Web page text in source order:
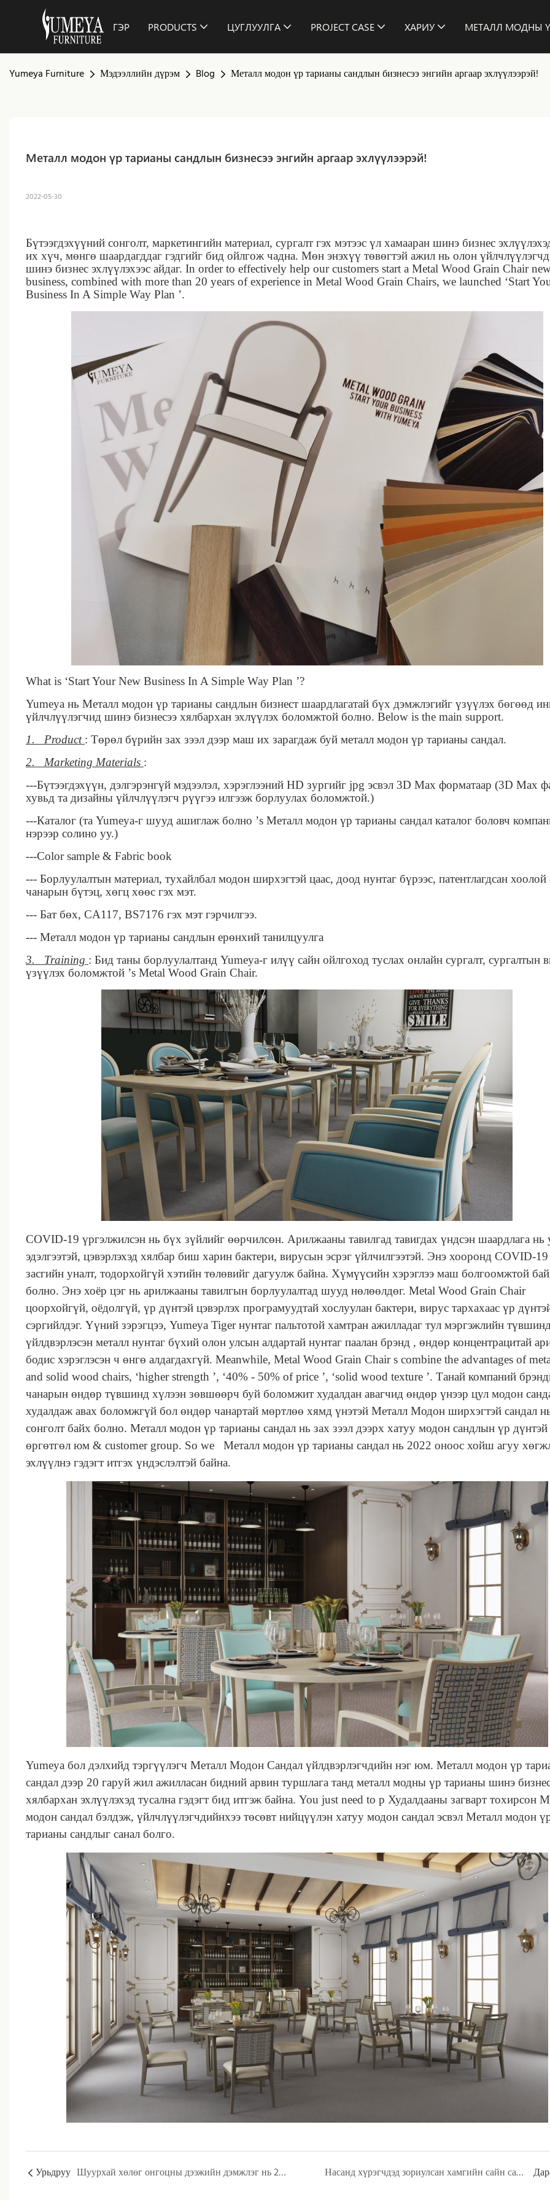
ГЭР PRODUCTS ЦУГЛУУЛГА PROJECT CASE ХАРИУ МЕТАЛЛ МОДНЫ
Yumeya Furniture Мэдээллийн дүрэм Blog Металл модон үр тарианы сандлын бизнесээ энгийн аргаар эхлүүлээрэй!
Металл модон үр тарианы сандлын бизнесээ энгийн аргаар эхлүүлээрэй!
2022-05-30
Бүтээгдэхүүний сонголт, маркетингийн материал, сургалт гэх мэтээс үл хамааран шинэ бизнес
их хүч, мөнгө шаардагддаг гэдгийг бид ойлгож чадна. Мөн энэхүү төвөгтэй ажил нь олон
шинэ бизнес эхлүүлэхээс айдаг. In order to effectively help our customers start a Metal Wood Grain Chair
business, combined with more than 20 years of experience in Metal Wood Grain Chairs, we launched ‘Start
Business In A Simple Way Plan ’.
What is ‘Start Your New Business In A Simple Way Plan ’?
Yumeya нь Металл модон үр тарианы сандлын бизнест шаардлагатай бүх дэмжлэгийг үзүүлэх бөгөөд
үйлчлүүлэгчид шинэ бизнесээ хялбархан эхлүүлэх боломжтой болно. Below is the main support.
1.
Product : Төрөл бүрийн зах зээл дээр маш их зарагдаж буй металл модон үр тарианы сандал.
2.
Marketing Materials :
---Бүтээгдэхүүн, дэлгэрэнгүй мэдээлэл, хэрэглээний HD зургийг jpg эсвэл 3D Max форматаар (3D Max
хувьд та дизайны үйлчлүүлэгч рүүгээ илгээж борлуулах боломжтой.)
---Каталог (та Yumeya-г ​​шууд ашиглаж болно ’s Металл модон үр тарианы сандал каталог боловч
нэрээр солино уу.)
---Color sample & Fabric book
--- Борлуулалтын материал, тухайлбал модон ширхэгтэй цаас, доод нунтаг бүрээс, патентлагдсан
чанарын бүтэц, хөгц хөөс гэх мэт.
--- Бат бөх, CA117, BS7176 гэх мэт гэрчилгээ.
--- Металл модон үр тарианы сандлын ерөнхий танилцуулга
3.
Training : Бид таны борлуулалтанд Yumeya-г ​​илүү сайн ойлгоход туслах онлайн сургалт, сургалтын
үзүүлэх боломжтой ’s Metal Wood Grain Chair.
COVID-19 үргэлжилсэн нь бүх зүйлийг өөрчилсөн. Арилжааны тавилгад тавигдах үндсэн шаардлага нь
эдэлгээтэй, цэвэрлэхэд хялбар биш харин бактери, вирусын эсрэг үйлчилгээтэй. Энэ хооронд COVID-
засгийн уналт, тодорхойгүй хэтийн төлөвийг дагуулж байна. Хүмүүсийн хэрэглээ маш болгоомжтой
болно. Энэ хоёр цэг нь арилжааны тавилгын борлуулалтад шууд нөлөөлдөг. Metal Wood Grain Chair
цоорхойгүй, оёдолгүй, үр дүнтэй цэвэрлэх програмуудтай хослуулан бактери, вирус тархахаас үр
сэргийлдэг. Үүний зэрэгцээ, Yumeya Tiger нунтаг пальтотой хамтран ажилладаг тул мэргэжлийн түвшинд
үйлдвэрлэсэн металл нунтаг бүхий олон улсын алдартай нунтаг паалан брэнд , өндөр концентрацитай
бодис хэрэглэсэн ч өнгө алдагдахгүй. Meanwhile, Metal Wood Grain Chairs combine the advantages of
and solid wood chairs, ‘higher strength ’, ‘40% - 50% of price ’, ‘solid wood texture ’. Танай компаний
чанарын өндөр түвшинд хүлээн зөвшөөрч буй боломжит худалдан авагчид өндөр үнээр цул модон
худалдаж авах боломжгүй бол өндөр чанартай мөртлөө хямд үнэтэй Металл Модон ширхэгтэй сандал
сонголт байх болно. Металл модон үр тарианы сандал нь зах зээл дээрх хатуу модон сандлын үр дүнтэй
өргөтгөл юм & customer group. So we
Металл модон үр тарианы сандал нь 2022 оноос хойш агуу
эхлүүлнэ гэдэгт итгэх үндэслэлтэй байна.
Yumeya бол дэлхийд тэргүүлэгч Металл Модон Сандал үйлдвэрлэгчдийн нэг юм. Металл модон үр
сандал дээр 20 гаруй жил ажилласан бидний арвин туршлага танд металл модны үр тарианы шинэ
хялбархан эхлүүлэхэд тусална гэдэгт бид итгэж байна. You just need to p Худалдааны загварт тохирсон
модон сандал бэлдэж, үйлчлүүлэгчдийнхээ төсөвт нийцүүлэн хатуу модон сандал эсвэл Металл модон
тарианы сандлыг санал болго.
Урьдруу Шуурхай хөлөг онгоцны дээжийн дэмжлэг нь 2022 оны Металл модон үр тарианы сандлын шинэ бизнесийг хөгжүүлэхэд тусална Насанд хүрэгчдэд зориулсан хамгийн сайн сандлыг хэрхэн сонгох вэ?